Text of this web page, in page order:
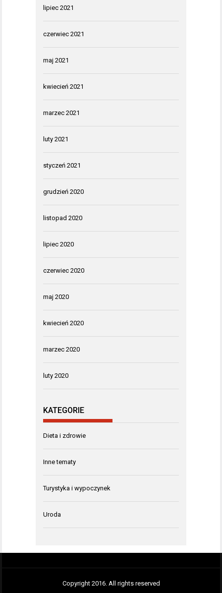
lipiec 2021
czerwiec 2021
maj 2021
kwiecień 2021
marzec 2021
luty 2021
styczeń 2021
grudzień 2020
listopad 2020
lipiec 2020
czerwiec 2020
maj 2020
kwiecień 2020
marzec 2020
luty 2020
KATEGORIE
Dieta i zdrowie
Inne tematy
Turystyka i wypoczynek
Uroda
Copyright 2016. All rights reserved